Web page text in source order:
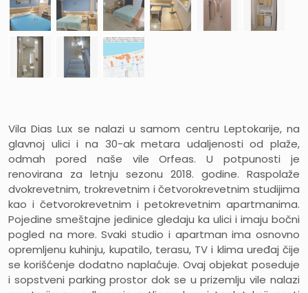
Vila Dias Lux se nalazi u samom centru Leptokarije, na
glavnoj ulici i na 30-ak metara udaljenosti od plaže,
odmah pored naše vile Orfeas. U potpunosti je
renovirana za letnju sezonu 2018. godine. Raspolaže
dvokrevetnim, trokrevetnim i četvorokrevetnim studijima
kao i četvorokrevetnim i petokrevetnim apartmanima.
Pojedine smeštajne jedinice gledaju ka ulici i imaju bočni
pogled na more. Svaki studio i apartman ima osnovno
opremljenu kuhinju, kupatilo, terasu, TV i klima uređaj čije
se korišćenje dodatno naplaćuje. Ovaj objekat poseduje
i sopstveni parking prostor dok se u prizemlju vile nalazi